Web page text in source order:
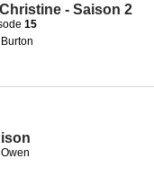
- Saison 2
15